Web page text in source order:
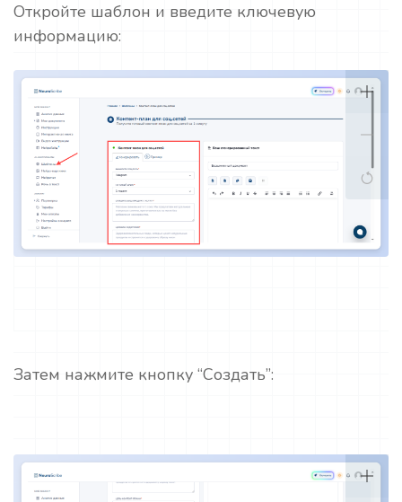
Откройте шаблон и введите ключевую
информацию:
Затем нажмите кнопку “Создать”: